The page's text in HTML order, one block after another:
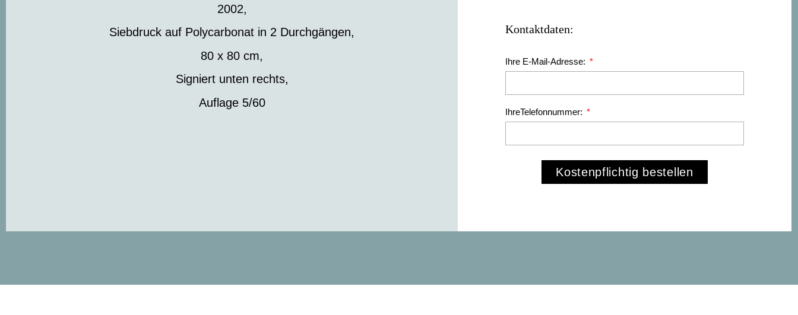
2002,
Siebdruck auf Polycarbonat in 2 Durchgängen,
80 x 80 cm,
Signiert unten rechts,
Auflage 5/60
Kontaktdaten:
Ihre E-Mail-Adresse:
IhreTelefonnummer:
Kostenpflichtig bestellen